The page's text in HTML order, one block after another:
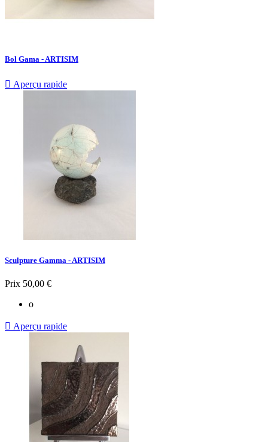
Bol Gama - ARTISIM
 Aperçu rapide
Sculpture Gamma - ARTISIM
Prix 50,00 €
o
 Aperçu rapide